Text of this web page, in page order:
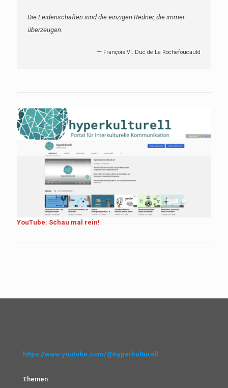
Die Leidenschaften sind die einzigen Redner, die immer
überzeugen.
— François VI. Duc de La Rochefoucauld
YouTube: Schau mal rein!
https://www.youtube.com/@hyperkulturell
Themen